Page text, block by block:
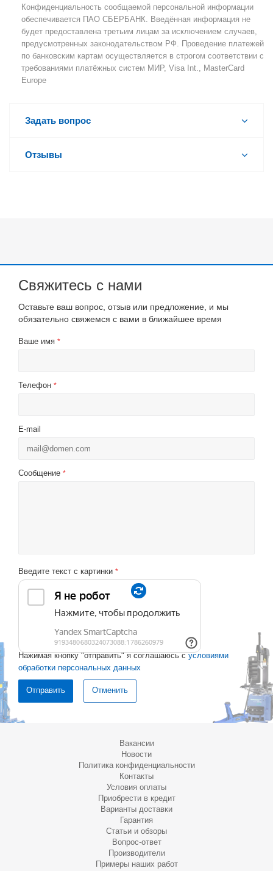
Конфиденциальность сообщаемой персональной информации
обеспечивается ПАО СБЕРБАНК. Введённая информация не
будет предоставлена третьим лицам за исключением случаев,
предусмотренных законодательством РФ. Проведение платежей
по банковским картам осуществляется в строгом соответствии с
требованиями платёжных систем МИР, Visa Int., MasterCard
Europe
Задать вопрос
Отзывы
Свяжитесь с нами
Оставьте ваш вопрос, отзыв или предложение, и мы
обязательно свяжемся с вами в ближайшее время
Ваше имя *
Телефон *
E-mail
Сообщение *
Введите текст с картинки *
Нажимая кнопку "отправить" я соглашаюсь с условиями
обработки персональных данных
Отменить
Вакансии
Новости
Политика конфиденциальности
Контакты
Условия оплаты
Приобрести в кредит
Варианты доставки
Гарантия
Статьи и обзоры
Вопрос-ответ
Производители
Примеры наших работ